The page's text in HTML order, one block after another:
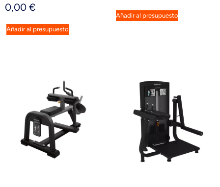
0,00 €
Añadir al presupuesto
Añadir al presupuesto